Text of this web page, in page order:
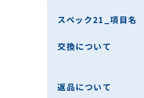
スペック21_項目名
交換について
返品について